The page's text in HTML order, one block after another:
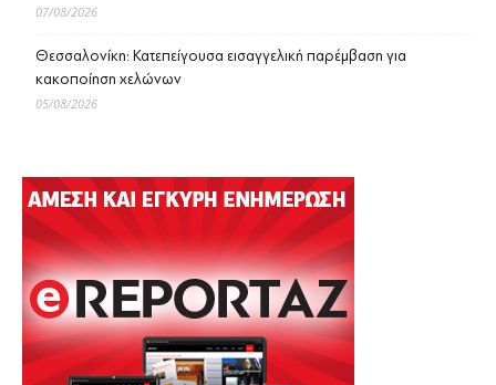
07/08/2026
Θεσσαλονίκη: Κατεπείγουσα εισαγγελική παρέμβαση για
κακοποίηση χελώνων
05/08/2026